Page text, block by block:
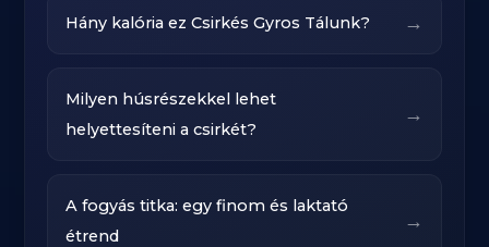
Hány kalória ez Csirkés Gyros Tálunk? →
Milyen húsrészekkel lehet
helyettesíteni a csirkét?
→
A fogyás titka: egy finom és laktató
étrend
→